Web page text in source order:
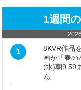
1週間
1
8KVR作品
画が「春の
(水)朝9:59
ん